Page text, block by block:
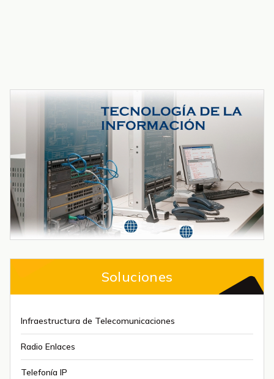
Soluciones
Infraestructura de Telecomunicaciones
Radio Enlaces
Telefonía IP